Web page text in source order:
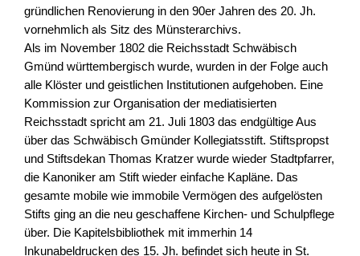
gründlichen Renovierung in den 90er Jahren des 20. Jh.
vornehmlich als Sitz des Münsterarchivs.
Als im November 1802 die Reichsstadt Schwäbisch
Gmünd württembergisch wurde, wurden in der Folge auch
alle Klöster und geistlichen Institutionen aufgehoben. Eine
Kommission zur Organisation der mediatisierten
Reichsstadt spricht am 21. Juli 1803 das endgültige Aus
über das Schwäbisch Gmünder Kollegiatsstift. Stiftspropst
und Stiftsdekan Thomas Kratzer wurde wieder Stadtpfarrer,
die Kanoniker am Stift wieder einfache Kapläne. Das
gesamte mobile wie immobile Vermögen des aufgelösten
Stifts ging an die neu geschaffene Kirchen- und Schulpflege
über. Die Kapitelsbibliothek mit immerhin 14
Inkunabeldrucken des 15. Jh. befindet sich heute in St.